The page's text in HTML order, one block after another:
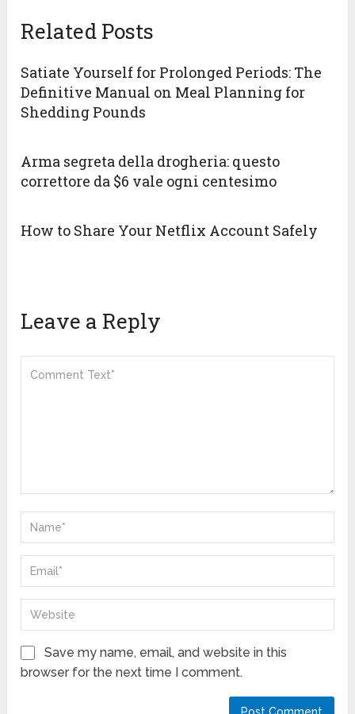
Related Posts
Satiate Yourself for Prolonged Periods: The
Definitive Manual on Meal Planning for
Shedding Pounds
Arma segreta della drogheria: questo
correttore da $6 vale ogni centesimo
How to Share Your Netflix Account Safely
Leave a Reply
Save my name, email, and website in this
browser for the next time I comment.